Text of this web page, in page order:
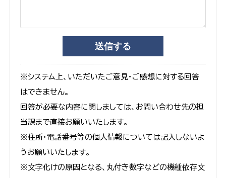
※システム上、いただいたご意見・ご感想に対する回答
はできません。
回答が必要な内容に関しましては、お問い合わせ先の担
当課まで直接お願いいたします。
※住所・電話番号等の個人情報については記入しないよ
うお願いいたします。
※文字化けの原因となる、丸付き数字などの機種依存文